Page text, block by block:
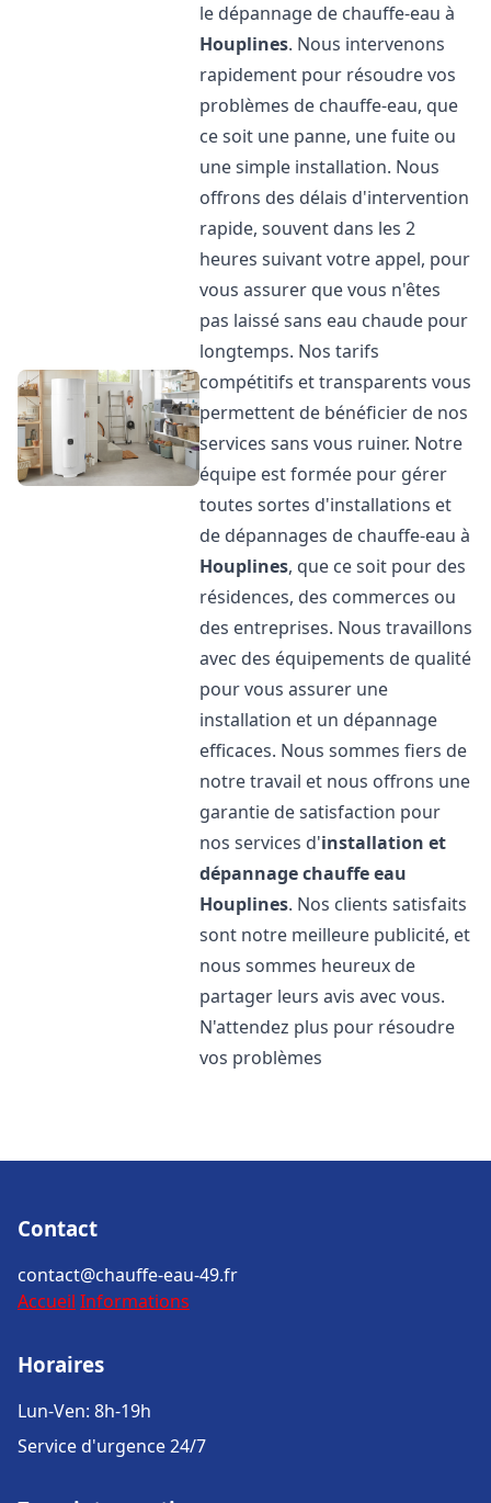
le dépannage de chauffe-eau à
Houplines. Nous intervenons
rapidement pour résoudre vos
problèmes de chauffe-eau, que
ce soit une panne, une fuite ou
une simple installation. Nous
offrons des délais d'intervention
rapide, souvent dans les 2
heures suivant votre appel, pour
vous assurer que vous n'êtes
pas laissé sans eau chaude pour
longtemps. Nos tarifs
compétitifs et transparents vous
permettent de bénéficier de nos
services sans vous ruiner. Notre
équipe est formée pour gérer
toutes sortes d'installations et
de dépannages de chauffe-eau à
Houplines, que ce soit pour des
résidences, des commerces ou
des entreprises. Nous travaillons
avec des équipements de qualité
pour vous assurer une
installation et un dépannage
efficaces. Nous sommes fiers de
notre travail et nous offrons une
garantie de satisfaction pour
nos services d'installation et
dépannage chauffe eau
Houplines. Nos clients satisfaits
sont notre meilleure publicité, et
nous sommes heureux de
partager leurs avis avec vous.
N'attendez plus pour résoudre
vos problèmes
Contact
contact@chauffe-eau-49.fr
Accueil Informations
Horaires
Lun-Ven: 8h-19h
Service d'urgence 24/7